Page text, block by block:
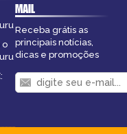
o
:
MAIL
Receba grátis as
principais notícias,
dicas e promoções